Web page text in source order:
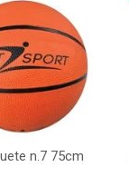
n.7 75cm